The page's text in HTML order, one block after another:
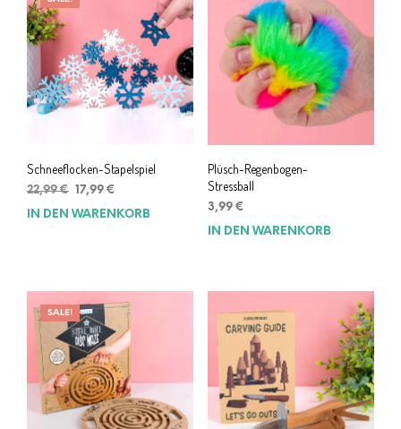
Schneeflocken-Stapelspiel
22,99€ Ursprünglicher
Preis
17,99 €
Preis
IN DEN WARENKORB
Plüsch-Regenbogen-
Stressball
3,99 €
IN DEN WARENKORB
SALE!